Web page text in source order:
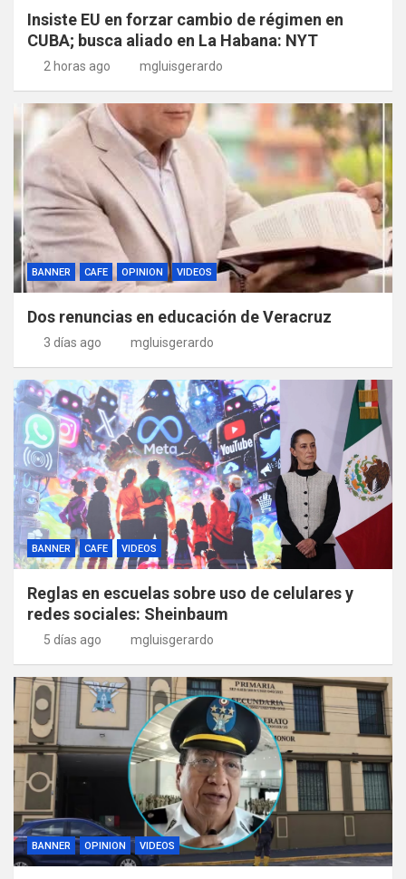
Insiste EU en forzar cambio de régimen en
CUBA; busca aliado en La Habana: NYT
2 horas ago mgluisgerardo
BANNER CAFE OPINION VIDEOS
Dos renuncias en educación de Veracruz
3 días ago mgluisgerardo
BANNER CAFE VIDEOS
Reglas en escuelas sobre uso de celulares y
redes sociales: Sheinbaum
5 días ago mgluisgerardo
BANNER OPINION VIDEOS